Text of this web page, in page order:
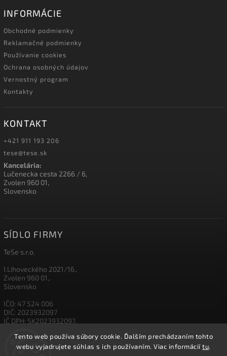
Tento web používa súbory cookie. Ďalším prechádzaním tohto
webu vyjadrujete súhlas s ich používaním. Viac informáciítu.
INFORMÁCIE
Obchodné podmienky
Reklamačné podmienky
Používanie cookies
Ochrana osobných údajov
Vernostný program
Kontakty
KONTAKT
+421 911 193 206
tese@tese.sk
Kancelária:
Lučenecka cesta 2266 / 6,
Zvolen 960 01,
Slovensko
SÍDLO FIRMY
TeSe s.r.o.
I.Lihoveckého 2021/16,.
Zvolen 960 01,.
Slovensko
IČO: 47 524 006
DIČ: 2023932097
IČ DPH: SK2023932097,
IBAN: SK26 1111 0000 0012 3500 5003